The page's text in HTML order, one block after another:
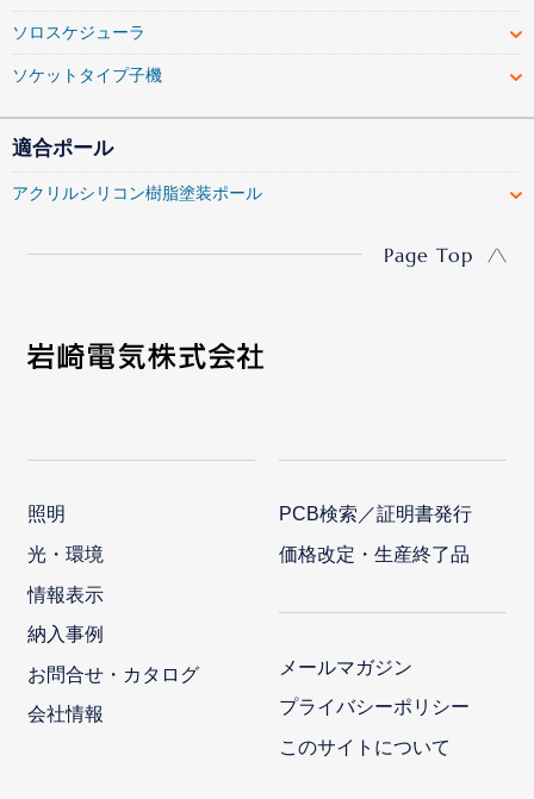
ソロスケジューラ
ソケットタイプ子機
適合ポール
アクリルシリコン樹脂塗装ポール
Page Top
照明
光・環境
情報表示
納入事例
お問合せ・カタログ
会社情報
PCB検索／証明書発行
価格改定・生産終了品
メールマガジン
プライバシーポリシー
このサイトについて